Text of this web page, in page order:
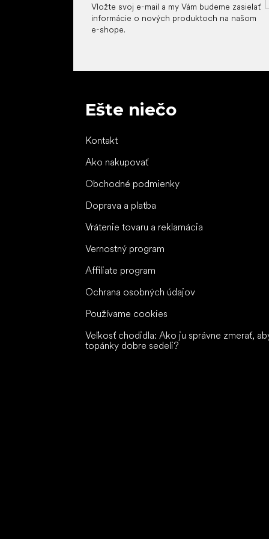
Vložte svoj e-mail a my Vám budeme zasielať
informácie o nových produktoch na našom
e-shope.
Ešte niečo
Kontakt
Ako nakupovať
Obchodné podmienky
Doprava a platba
Vrátenie tovaru a reklamácia
Vernostný program
Affiliate program
Ochrana osobných údajov
Používame cookies
Veľkosť chodidla: Ako ju správne zmerať,
topánky dobre sedeli?